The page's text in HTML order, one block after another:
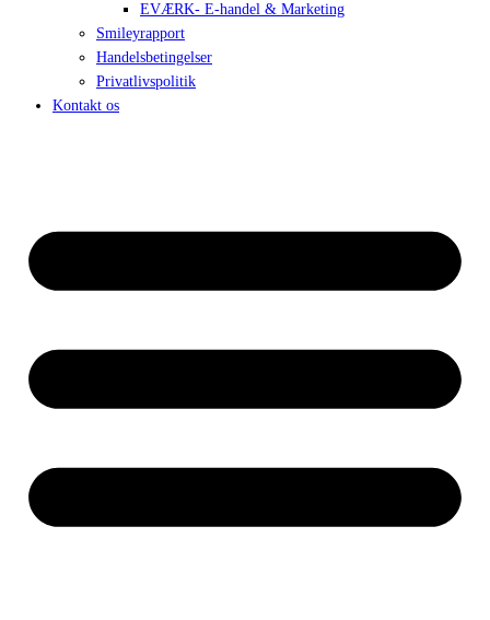
EVÆRK- E-handel & Marketing
Smileyrapport
Handelsbetingelser
Privatlivspolitik
Kontakt os